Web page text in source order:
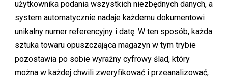
użytkownika podania wszystkich niezbędnych danych, a
system automatycznie nadaje każdemu dokumentowi
unikalny numer referencyjny i datę. W ten sposób, każda
sztuka towaru opuszczająca magazyn w tym trybie
pozostawia po sobie wyraźny cyfrowy ślad, który
można w każdej chwili zweryfikować i przeanalizować,